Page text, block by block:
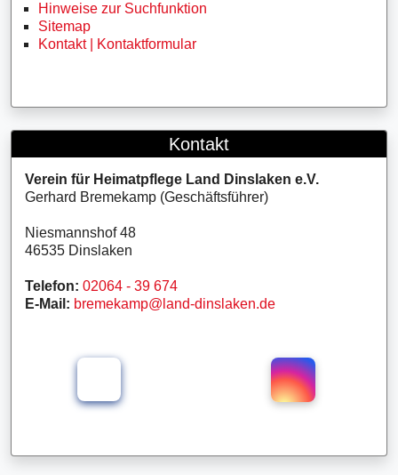
Hinweise zur Suchfunktion
Sitemap
Kontakt | Kontaktformular
Kontakt
Verein für Heimatpflege Land Dinslaken e.V.
Gerhard Bremekamp (Geschäftsführer)
Niesmannshof 48
46535 Dinslaken
Telefon: 02064 - 39 674
E-Mail: bremekamp@land-dinslaken.de